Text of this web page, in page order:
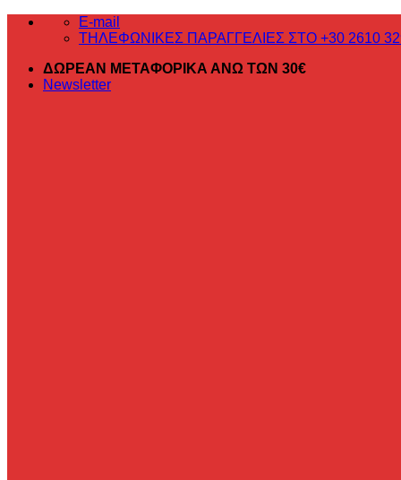
Μετάβαση
E-mail
ΤΗΛΕΦΩΝΙΚΕΣ ΠΑΡΑΓΓΕΛΙΕΣ ΣΤΟ +30 2610
ΔΩΡΕΑΝ ΜΕΤΑΦΟΡΙΚΑ ΑΝΩ ΤΩΝ 30€
Newsletter